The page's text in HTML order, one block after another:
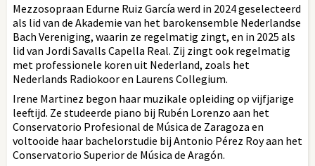
Mezzosopraan Edurne Ruiz García werd in 2024 geselecteerd
als lid van de Akademie van het barokensemble Nederlandse
Bach Vereniging, waarin ze regelmatig zingt, en in 2025 als
lid van Jordi Savalls Capella Real. Zij zingt ook regelmatig
met professionele koren uit Nederland, zoals het
Nederlands Radiokoor en Laurens Collegium.
Irene Martinez begon haar muzikale opleiding op vijfjarige
leeftijd. Ze studeerde piano bij Rubén Lorenzo aan het
Conservatorio Profesional de Música de Zaragoza en
voltooide haar bachelorstudie bij Antonio Pérez Roy aan het
Conservatorio Superior de Música de Aragón.